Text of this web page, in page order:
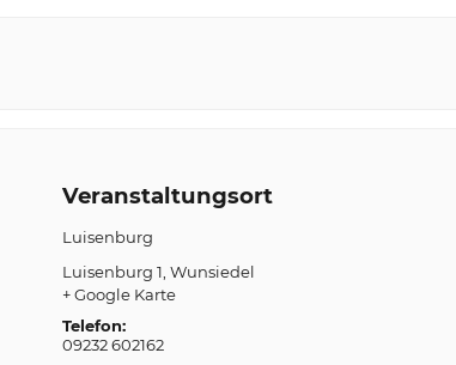
Veranstaltungsort
Luisenburg
Luisenburg 1 Wunsiedel
+ Google Karte
Telefon:
09232 602162